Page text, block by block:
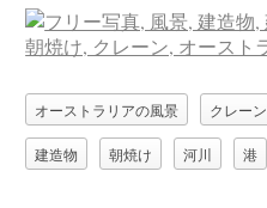
オーストラリアの風景 クレーン
建造物 朝焼け 河川 港